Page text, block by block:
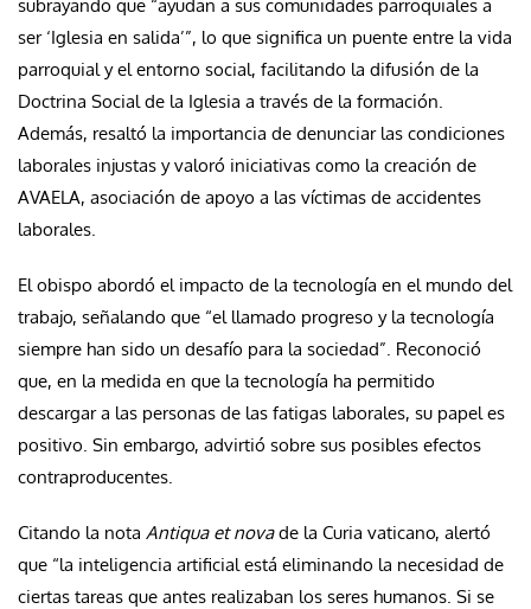
subrayando que “ayudan a sus comunidades parroquiales a
ser ‘Iglesia en salida’”, lo que significa un puente entre la vida
parroquial y el entorno social, facilitando la difusión de la
Doctrina Social de la Iglesia a través de la formación.
Además, resaltó la importancia de denunciar las condiciones
laborales injustas y valoró iniciativas como la creación de
AVAELA, asociación de apoyo a las víctimas de accidentes
laborales.
El obispo abordó el impacto de la tecnología en el mundo del
trabajo, señalando que “el llamado progreso y la tecnología
siempre han sido un desafío para la sociedad”. Reconoció
que, en la medida en que la tecnología ha permitido
descargar a las personas de las fatigas laborales, su papel es
positivo. Sin embargo, advirtió sobre sus posibles efectos
contraproducentes.
Citando la nota Antiqua et novade la Curia vaticano, alertó
que “la inteligencia artificial está eliminando la necesidad de
ciertas tareas que antes realizaban los seres humanos. Si se